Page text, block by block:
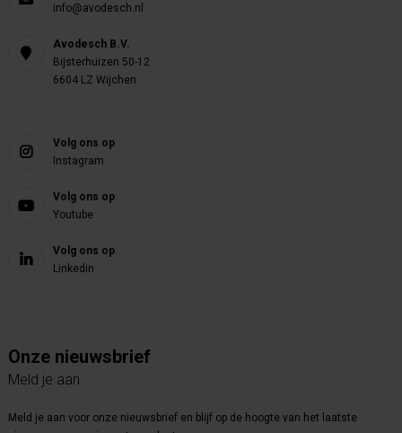
info@avodesch.nl
Avodesch B.V.
Bijsterhuizen 50-12
6604 LZ Wijchen
Volg ons op
Instagram
Volg ons op
Youtube
Volg ons op
Linkedin
Onze nieuwsbrief
Meld je aan
Meld je aan voor onze nieuwsbrief en blijf op de hoogte van het laatste